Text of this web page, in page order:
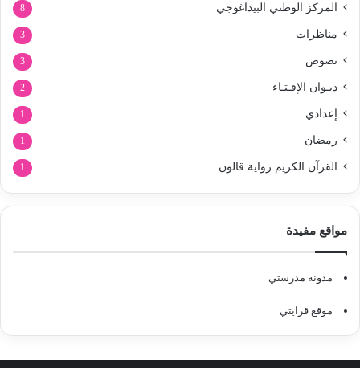
المركز الوطني البيداغوجي 8
مناظرات 3
نصوص 3
ديـوان الإفـتـاء 2
إعدادي 1
رمضان 1
القرآن الكريم رواية قالون 1
مواقع مفيدة
مدونة مدرستي
موقع قرايتي